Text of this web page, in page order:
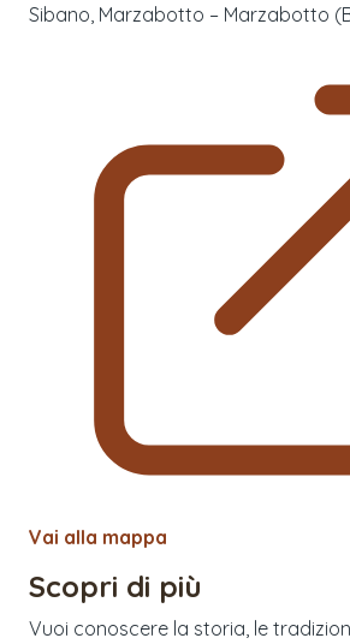
Sibano, Marzabotto – Marzabotto
Vai alla mappa
Scopri di più
Vuoi conoscere la storia, le